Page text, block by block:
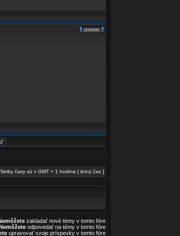
časy sú v GMT + 1 hodina [ letný čas ]
zakladať nové témy v tomto fóre
odpovedať na témy v tomto fóre
upravovať svoje príspevky v tomto fóre